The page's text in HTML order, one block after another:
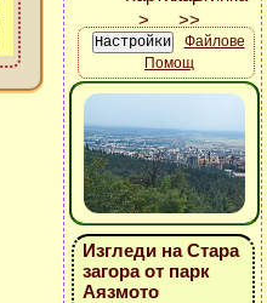
Файлове
Помощ
Изгледи на Стара
загора от парк
Аязмото